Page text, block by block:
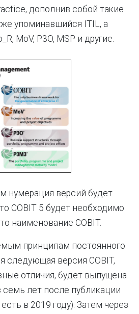
дополнив собой такие
упоминавшийся ITIL, а
MoV, P3O, MSP и другие.
нумерация версий будет
COBIT 5 будет необходимо
наименование COBIT.
принципам постоянного
следующая версия COBIT,
отличия, будет выпущена
семь лет после публикации
в 2019 году). Затем через